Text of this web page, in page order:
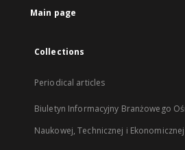
Main page
Collections
Periodical articles
Biuletyn Informacyjny Branżowego
Naukowej, Technicznej i